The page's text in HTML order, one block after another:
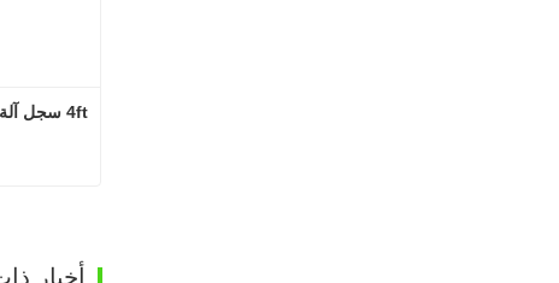
4ft سجل آلة إزالة القشرة
أخبار